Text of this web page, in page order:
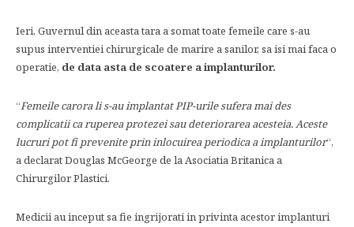
Ieri, Guvernul din aceasta tara a somat toate femeile care s-au
supus interventiei chirurgicale de marire a sanilor, sa isi mai faca o
operatie, de data asta de scoatere a implanturilor.
“Femeile carora li s-au implantat PIP-urile sufera mai des
complicatii ca ruperea protezei sau deteriorarea acesteia. Aceste
lucruri pot fi prevenite prin inlocuirea periodica a implanturilor“,
a declarat Douglas McGeorge de la Asociatia Britanica a
Chirurgilor Plastici.
Medicii au inceput sa fie ingrijorati in privinta acestor implanturi